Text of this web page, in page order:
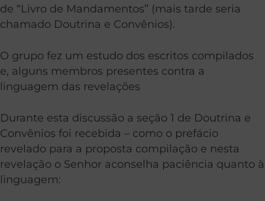
de “Livro de Mandamentos” (mais tarde seria
chamado Doutrina e Convênios).
O grupo fez um estudo dos escritos compilados
e, alguns membros presentes contra a
linguagem das revelações
Durante esta discussão a seção 1 de Doutrina e
Convênios foi recebida – como o prefácio
revelado para a proposta compilação e nesta
revelação o Senhor aconselha paciência quanto à
linguagem: